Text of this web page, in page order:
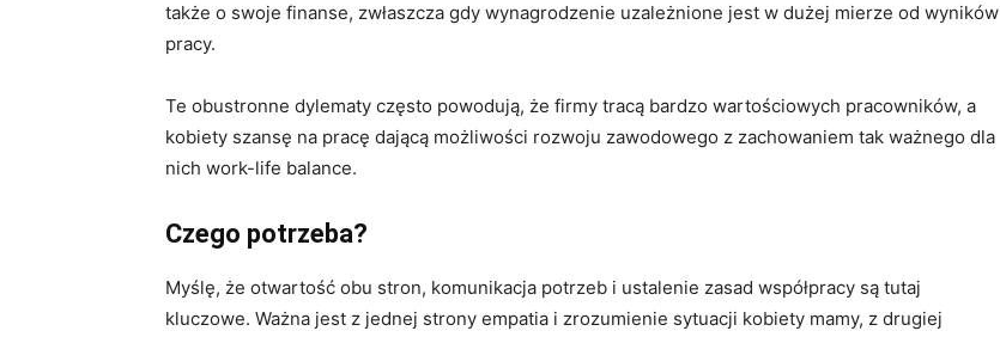
także o swoje finanse, zwłaszcza gdy wynagrodzenie uzależnione jest w dużej mierze od wyników
pracy.
Te obustronne dylematy często powodują, że firmy tracą bardzo wartościowych pracowników, a
kobiety szansę na pracę dającą możliwości rozwoju zawodowego z zachowaniem tak ważnego dla
nich work-life balance.
Czego potrzeba?
Myślę, że otwartość obu stron, komunikacja potrzeb i ustalenie zasad współpracy są tutaj
kluczowe. Ważna jest z jednej strony empatia i zrozumienie sytuacji kobiety mamy, z drugiej